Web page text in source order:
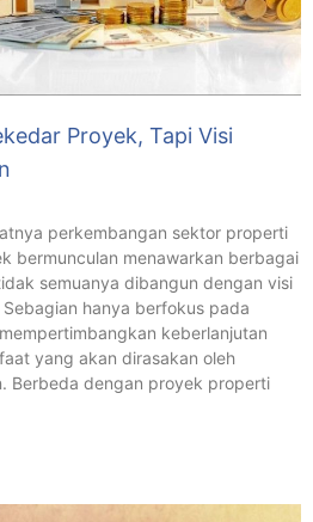
Proyek, Tapi Visi
perkembangan sektor properti
bermunculan menawarkan berbagai
semuanya dibangun dengan visi
hanya berfokus pada
keberlanjutan
yang akan dirasakan oleh
Berbeda dengan proyek properti